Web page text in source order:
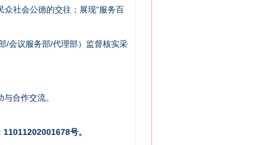
社会公德的交往；展现“服务百
/会议服务部/代理部）监督核实采
合作交流。
号。